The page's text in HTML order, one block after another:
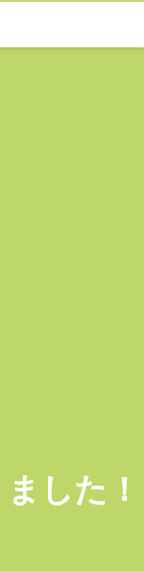
した！